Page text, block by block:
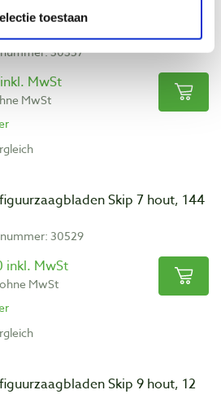
toestaan
figuurzaagbladen Skip 7 hout, 12
30357
MwSt
MwSt
Skip 7 hout, 144
30529
inkl. MwSt
MwSt
Skip 9 hout, 12